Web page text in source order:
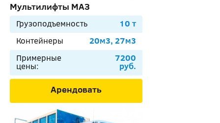
Мультилифты МАЗ
Грузоподъемность
10 т
Контейнеры
20м3, 27м3
Примерные
цены:
7200
руб.
Арендовать